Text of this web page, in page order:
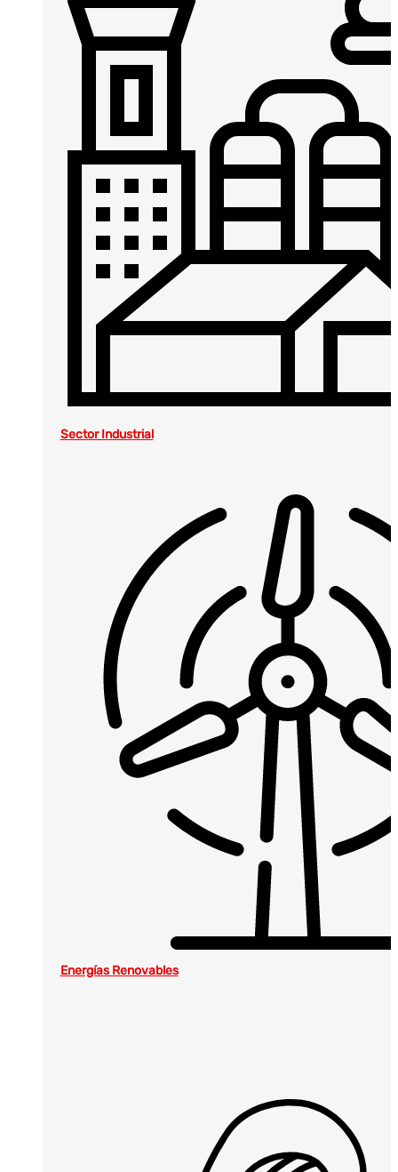
Sector Industrial
Energías Renovables